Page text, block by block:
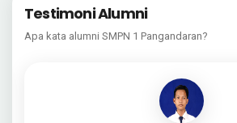
Testimoni Alumni
Apa kata alumni SMPN 1 Pangandaran?